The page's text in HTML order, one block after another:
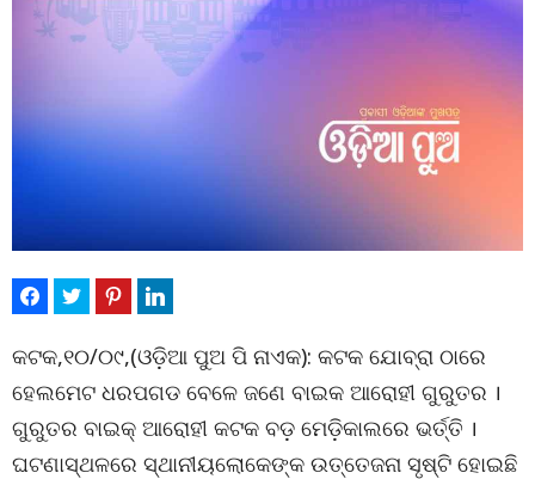
କଟକ,୧୦/୦୯,(ଓଡ଼ିଆ ପୁଅ ପି ନାଏକ): କଟକ ଯୋବ୍ରା ଠାରେ
ହେଲମେଟ ଧରପଗଡ ବେଳେ ଜଣେ ବାଇକ ଆରୋହୀ ଗୁରୁତର ।
ଗୁରୁତର ବାଇକ୍ ଆରୋହୀ କଟକ ବଡ଼ ମେଡ଼ିକାଲରେ ଭର୍ତ୍ତି ।
ଘଟଣାସ୍ଥଳରେ ସ୍ଥାନୀୟଲୋକେଙ୍କ ଉତ୍ତେଜନା ସୃଷ୍ଟି ହୋଇଛି